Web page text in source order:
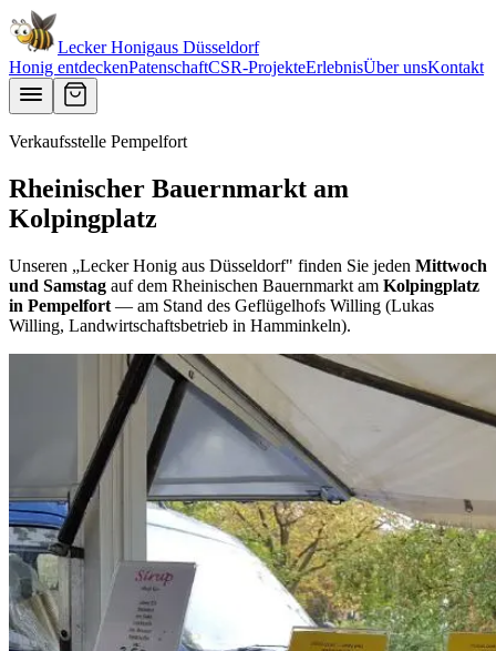
Lecker Honigaus Düsseldorf
Honig entdeckenPatenschaftCSR-ProjekteErlebnisÜber unsKontakt
Verkaufsstelle Pempelfort
Rheinischer Bauernmarkt am
Kolpingplatz
Unseren „Lecker Honig aus Düsseldorf" finden Sie jeden Mittwoch
und Samstag auf dem Rheinischen Bauernmarkt am Kolpingplatz
in Pempelfort — am Stand des Geflügelhofs Willing (Lukas
Willing, Landwirtschaftsbetrieb in Hamminkeln).